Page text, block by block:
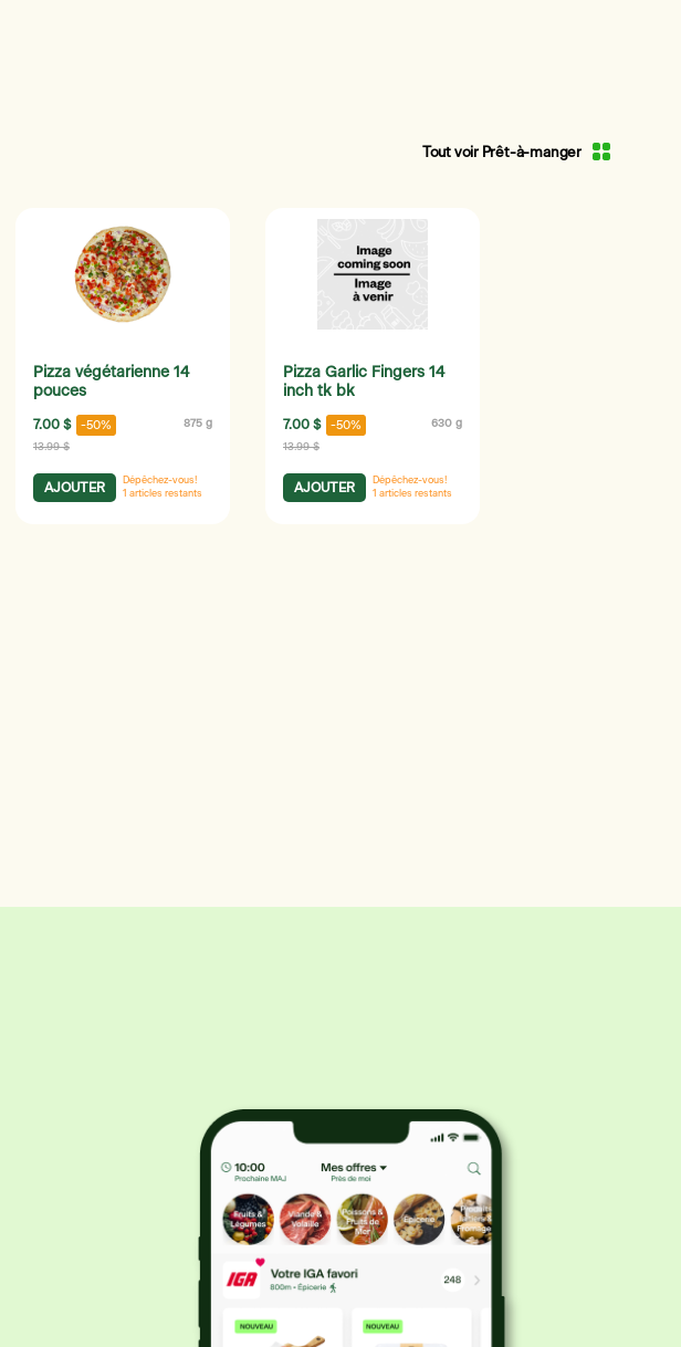
Tout voir Prêt-à-manger
Pizza végétarienne 14
pouces
7.00 $ -50% 875 g
13.99 $
AJOUTER
Dépêchez-vous!
1 articles restants
Pizza Garlic Fingers 14
inch tk bk
7.00 $ -50% 630 g
13.99 $
AJOUTER
Dépêchez-vous!
1 articles restants